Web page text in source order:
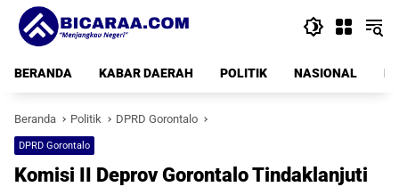
Langsung
konten
BERANDA
KABAR DAERAH POLITIK NASIONAL
Beranda Politik DPRD Gorontalo
DPRD Gorontalo
Komisi II Deprov Gorontalo Tindaklanjuti